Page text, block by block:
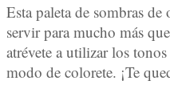
Esta paleta de sombras
servir para mucho más
atrévete a utilizar los
modo de colorete. ¡Te